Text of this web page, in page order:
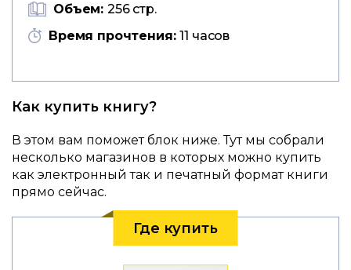
Объем: 256 стр.
Время прочтения: 11 часов
Как купить книгу?
В этом вам поможет блок ниже. Тут мы собрали
несколько магазинов в которых можно купить
как электронный так и печатный формат книги
прямо сейчас.
Где купить